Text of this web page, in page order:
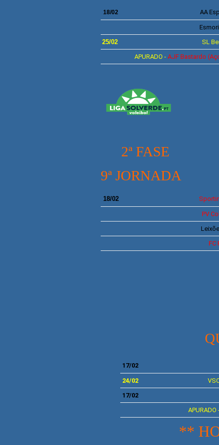
18/02 AA
25/02
SL
APURADO - AJF Bastardo
2ª FASE
9ª JORNADA
18/02
PV
FC
17/02
24/02
17/02
APURADO
**